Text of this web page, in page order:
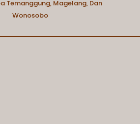
Temanggung, Magelang, Dan
Wonosobo